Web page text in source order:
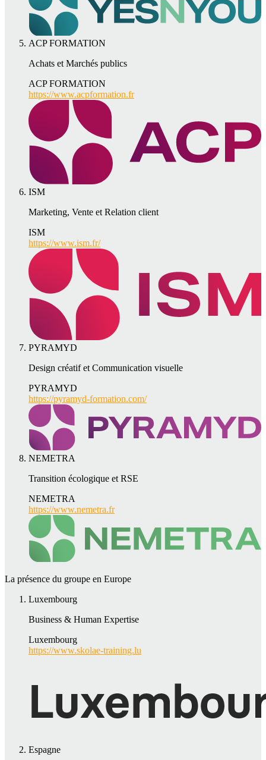
ACP FORMATION
Achats et Marchés publics
ACP FORMATION
https://www.acpformation.fr
ISM
Marketing, Vente et Relation client
ISM
https://www.ism.fr/
PYRAMYD
Design créatif et Communication visuelle
PYRAMYD
https://pyramyd-formation.com/
NEMETRA
Transition écologique et RSE
NEMETRA
https://www.nemetra.fr
La présence du groupe en Europe
Luxembourg
Business & Human Expertise
Luxembourg
https://www.skolae-training.lu
Espagne